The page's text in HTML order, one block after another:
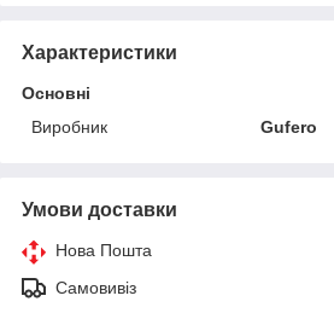
Характеристики
Основні
Виробник
Gufero
Умови доставки
Нова Пошта
Самовивіз